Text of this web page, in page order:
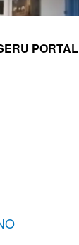
PORTAL